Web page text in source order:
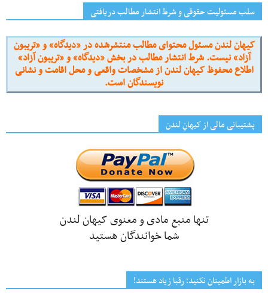
سلب مسئولیت حقوقی و شرط انتشار مطالب دریافتی
کیهان لندن مسئول محتوای مطالب منتشرشده در «دیدگاه» و «تریبون
آزاد» نیست. شرط انتشار مطالب در بخش «دیدگاه» و «تریبون آزاد»
اطلاع محفوظ کیهان لندن از مشخصات واقعی و محل اقامت و نشانی
نویسندگان است.
پشتیبانی مالی از کیهانِ لندن
تنها منبع مادی و معنوی کیهان لندن
شما خوانندگان هستید
به بازار اطمینان نکنید؛ رقبا زیاد هستند!